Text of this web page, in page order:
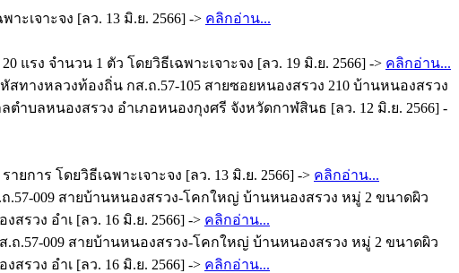
เจาะจง [ลว. 13 มิ.ย. 2566] -> คลิกอ่าน...
แรง จำนวน 1 ตัว โดยวิธีเฉพาะเจาะจง [ลว. 19 มิ.ย. 2566] -> คลิกอ่าน...
ทางหลวงท้องถิ่น กส.ถ.57-105 สายซอยหนองสรวง 210 บ้านหนองสรวง
ตำบลหนองสรวง อำเภอหนองกุงศรี จังหวัดกาฬสินธ [ลว. 12 มิ.ย. 2566] -
การ โดยวิธีเฉพาะเจาะจง [ลว. 13 มิ.ย. 2566] -> คลิกอ่าน...
009 สายบ้านหนองสรวง-โคกใหญ่ บ้านหนองสรวง หมู่ 2 ขนาดผิว
รวง อำเ [ลว. 16 มิ.ย. 2566] -> คลิกอ่าน...
.57-009 สายบ้านหนองสรวง-โคกใหญ่ บ้านหนองสรวง หมู่ 2 ขนาดผิว
รวง อำเ [ลว. 16 มิ.ย. 2566] -> คลิกอ่าน...